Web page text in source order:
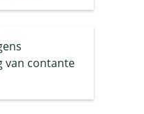
van contante